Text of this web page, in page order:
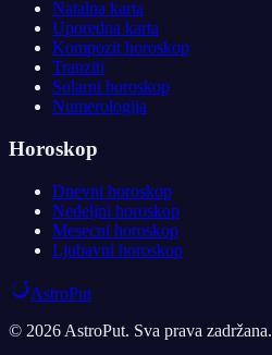
Natalna karta
Uporedna karta
Kompozit horoskop
Tranziti
Solarni horoskop
Numerologija
Horoskop
Dnevni horoskop
Nedeljni horoskop
Mesecni horoskop
Ljubavni horoskop
AstroPut
© 2026 AstroPut. Sva prava zadržana.